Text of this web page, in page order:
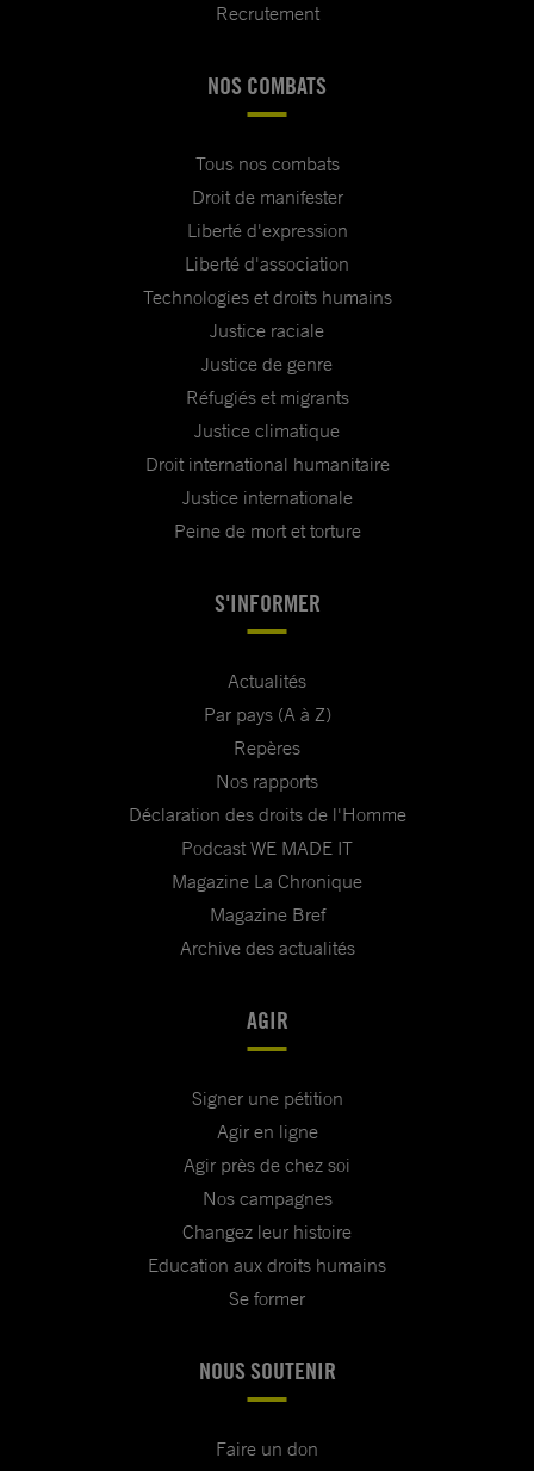
Recrutement
NOS COMBATS
Tous nos combats
Droit de manifester
Liberté d'expression
Liberté d'association
Technologies et droits humains
Justice raciale
Justice de genre
Réfugiés et migrants
Justice climatique
Droit international humanitaire
Justice internationale
Peine de mort et torture
S'INFORMER
Actualités
Par pays (A à Z)
Repères
Nos rapports
Déclaration des droits de l'Homme
Podcast WE MADE IT
Magazine La Chronique
Magazine Bref
Archive des actualités
AGIR
Signer une pétition
Agir en ligne
Agir près de chez soi
Nos campagnes
Changez leur histoire
Education aux droits humains
Se former
NOUS SOUTENIR
Faire un don